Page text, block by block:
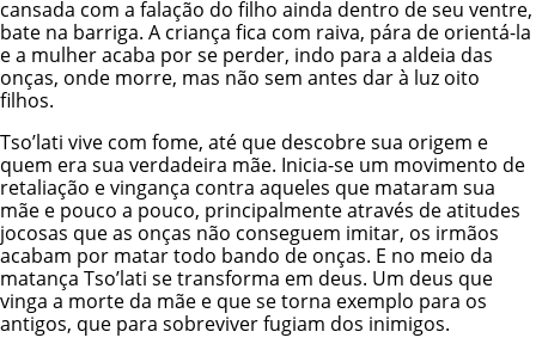
cansada com a falação do filho ainda dentro de seu ventre,
bate na barriga. A criança fica com raiva, pára de orientá-la
e a mulher acaba por se perder, indo para a aldeia das
onças, onde morre, mas não sem antes dar à luz oito
filhos.
Tso’lati vive com fome, até que descobre sua origem e
quem era sua verdadeira mãe. Inicia-se um movimento de
retaliação e vingança contra aqueles que mataram sua
mãe e pouco a pouco, principalmente através de atitudes
jocosas que as onças não conseguem imitar, os irmãos
acabam por matar todo bando de onças. E no meio da
matança Tso’lati se transforma em deus. Um deus que
vinga a morte da mãe e que se torna exemplo para os
antigos, que para sobreviver fugiam dos inimigos.